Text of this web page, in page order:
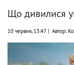
Що дивилися
10 червня, 13:47 Автор: